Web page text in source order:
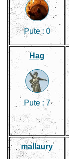
Pute : 0
Hag
Pute : 7
mallaury